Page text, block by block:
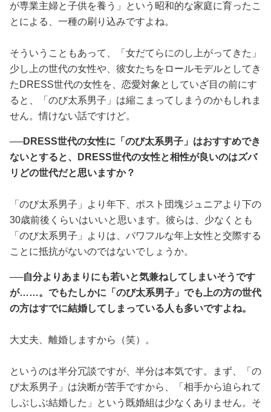
が専業主婦と子供を養う」という昭和的な家庭に育ったこ
とによる、一種の刷り込みですよね。
そういうこともあって、「女だてらにのし上がってきた」
少し上の世代の女性や、彼女たちをロールモデルとしてき
たDRESS世代の女性を、恋愛対象としていざ目の前にす
ると、「のび太系男子」は縮こまってしまうのかもしれま
せん。情けない話ですけど。
──DRESS世代の女性に「のび太系男子」はおすすめでき
ないとすると、DRESS世代の女性と相性が良いのはズバ
リどの世代だと思いますか？
「のび太系男子」より年下、ポスト団塊ジュニアより下の
30歳前後くらいはいいと思います。彼らは、少なくとも
「のび太系男子」よりは、パワフルな年上女性と交際する
ことに抵抗がないのではないでしょうか。
──自分よりあまりにも若いと気兼ねしてしまいそうです
が……。でもたしかに「のび太系男子」でも上の方の世代
の方はすでに結婚してしまっている人も多いですよね。
大丈夫、離婚しますから（笑）。
というのは半分冗談ですが、半分は本気です。まず、「の
び太系男子」は決断が苦手ですから、「相手から迫られて
しぶしぶ結婚した」という既婚組は少なくありません。そ